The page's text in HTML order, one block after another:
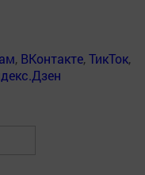
, ВКонтакте,ТикТок,